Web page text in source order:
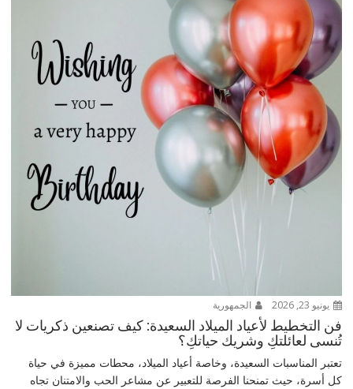
يونيو 23, 2026 الجمهورية
فن التخطيط لأعياد الميلاد السعيدة: كيف تصنعين ذكريات لا
تُنسى لعائلتكِ وشريك حياتكِ؟
تعتبر المناسبات السعيدة، وخاصة أعياد الميلاد، محطات مميزة في حياة
كل أسرة، حيث تمنحنا الفرصة للتعبير عن مشاعر الحب والامتنان تجاه